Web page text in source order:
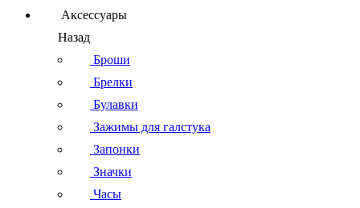
Аксессуары
Назад
Броши
Брелки
Булавки
Зажимы для галстука
Запонки
Значки
Часы